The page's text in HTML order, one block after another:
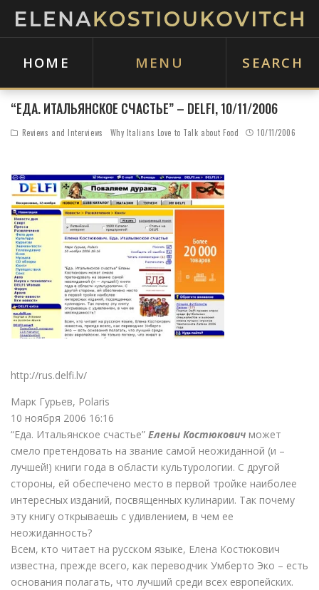
HOME MENU SEARCH
“ЕДА. ИТАЛЬЯНСКОЕ СЧАСТЬЕ” – DELFI, 10/11/2006
Reviews and Interviews Why Italians Love to Talk about Food 10/11/2006
http://rus.delfi.lv/
Марк Гурьев, Polaris
10 ноября 2006 16:16
“Еда. Итальянское счастье” Елены Костюкович может
смело претендовать на звание самой неожиданной (и –
лучшей!) книги года в области культурологии. С другой
стороны, ей обеспечено место в первой тройке наиболее
интересных изданий, посвященных кулинарии. Так почему
эту книгу открываешь с удивлением, в чем ее
неожиданность?
Всем, кто читает на русском языке, Елена Костюкович
известна, прежде всего, как переводчик Умберто Эко – есть
основания полагать, что лучший среди всех европейских.